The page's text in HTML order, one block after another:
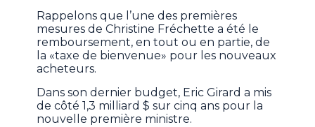
Rappelons que l’une des premières
mesures de Christine Fréchette a été le
remboursement, en tout ou en partie, de
la «taxe de bienvenue» pour les nouveaux
acheteurs.
Dans son dernier budget, Eric Girard a mis
de côté 1,3 milliard $ sur cinq ans pour la
nouvelle première ministre.